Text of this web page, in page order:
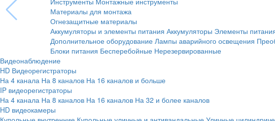
Материалы для монтажа
Огнезащитные материалы
Аккумуляторы и элементы питания Аккумуляторы Элементы
Дополнительное оборудование Лампы аварийного освещения
Блоки питания Бесперебойные Нерезервированные
Видеонаблюдение
HD Видеорегистраторы
На 4 канала На 8 каналов На 16 каналов и больше
IP видеорегистраторы
На 4 канала На 8 каналов На 16 каналов На 32 и более каналов
HD видеокамеры